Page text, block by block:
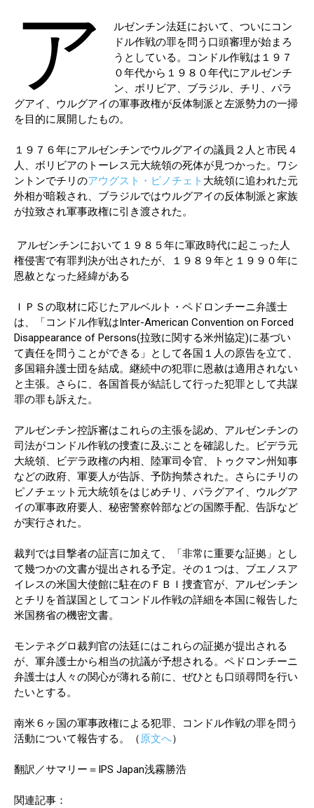
ア
ルゼンチン法廷において、ついにコン
ドル作戦の罪を問う口頭審理が始まろ
うとしている。コンドル作戦は１９７
０年代から１９８０年代にアルゼンチ
ン、ボリビア、ブラジル、チリ、パラ
グアイ、ウルグアイの軍事政権が反体制派と左派勢力の一掃
を目的に展開したもの。
１９７６年にアルゼンチンでウルグアイの議員２人と市民４
人、ボリビアのトーレス元大統領の死体が見つかった。ワシ
ントンでチリのアウグスト・ピノチェト 大統領に追われた元
外相が暗殺され、ブラジルではウルグアイの反体制派と家族
が拉致され軍事政権に引き渡された。
アルゼンチンにおいて１９８５年に軍政時代に起こった人
権侵害で有罪判決が出されたが、１９８９年と１９９０年に
恩赦となった経緯がある
ＩＰＳの取材に応じたアルベルト・ペドロンチーニ弁護士
は、「コンドル作戦はInter-American Convention on Forced
Disappearance of Persons(拉致に関する米州協定)に基づい
て責任を問うことができる」として各国１人の原告を立て、
多国籍弁護士団を結成。継続中の犯罪に恩赦は適用されない
と主張。さらに、各国首長が結託して行った犯罪として共謀
罪の罪も訴えた。
アルゼンチン控訴審はこれらの主張を認め、アルゼンチンの
司法がコンドル作戦の捜査に及ぶことを確認した。ビデラ元
大統領、ビデラ政権の内相、陸軍司令官、トゥクマン州知事
などの政府、軍要人が告訴、予防拘禁された。さらにチリの
ピノチェット元大統領をはじめチリ、パラグアイ、ウルグア
イの軍事政府要人、秘密警察幹部などの国際手配、告訴など
が実行された。
裁判では目撃者の証言に加えて、「非常に重要な証拠」とし
て幾つかの文書が提出される予定。その１つは、ブエノスア
イレスの米国大使館に駐在のＦＢＩ捜査官が、アルゼンチン
とチリを首謀国としてコンドル作戦の詳細を本国に報告した
米国務省の機密文書。
モンテネグロ裁判官の法廷にはこれらの証拠が提出される
が、軍弁護士から相当の抗議が予想される。ペドロンチーニ
弁護士は人々の関心が薄れる前に、ぜひとも口頭尋問を行い
たいとする。
南米６ヶ国の軍事政権による犯罪、コンドル作戦の罪を問う
活動について報告する。（原文へ）
翻訳／サマリー＝IPS Japan浅霧勝浩
関連記事：